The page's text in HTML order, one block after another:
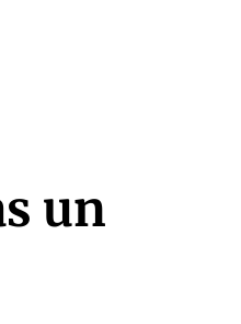
un